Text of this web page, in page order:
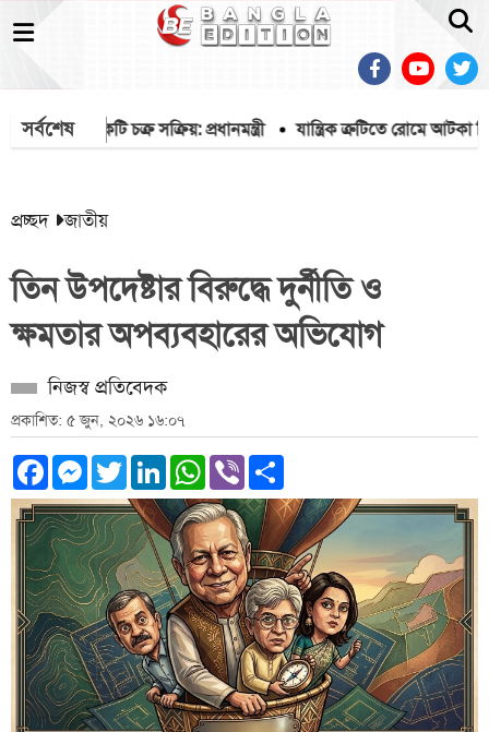
সর্বশেষ
করতে একটি চক্র সক্রিয়: প্রধানমন্ত্রী যান্ত্রিক ত্রুটিতে রোমে আটকা
প্রচ্ছদ জাতীয়
তিন উপদেষ্টার বিরুদ্ধে দুর্নীতি ও
ক্ষমতার অপব্যবহারের অভিযোগ
নিজস্ব প্রতিবেদক
প্রকাশিত: ৫ জুন, ২০২৬ ১৬:০৭
Facebook
Messenger
TwitterLinkedInWhatsApp
Viber